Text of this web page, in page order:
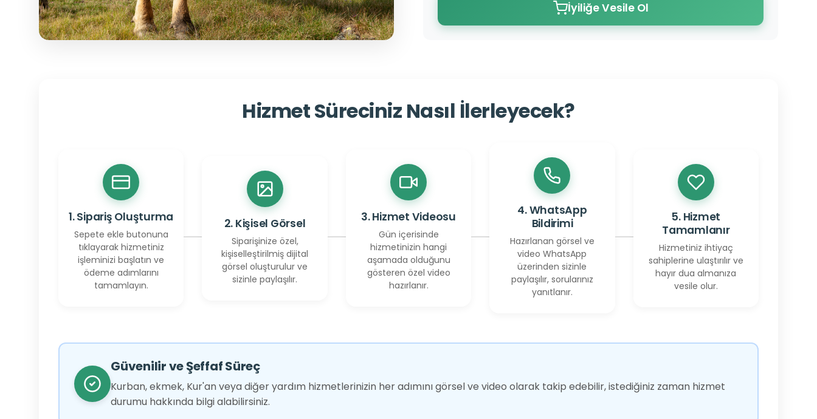
İyiliğe Vesile Ol
Hizmet Süreciniz Nasıl İlerleyecek?
1. Sipariş Oluşturma
Sepete ekle butonuna
tıklayarak hizmetiniz
işleminizi başlatın ve
ödeme adımlarını
tamamlayın.
2. Kişisel Görsel
Siparişinize özel,
kişiselleştirilmiş dijital
görsel oluşturulur ve
sizinle paylaşılır.
3. Hizmet Videosu
Gün içerisinde
hizmetinizin hangi
aşamada olduğunu
gösteren özel video
hazırlanır.
4. WhatsApp
Bildirimi
Hazırlanan görsel ve
video WhatsApp
üzerinden sizinle
paylaşılır, sorularınız
yanıtlanır.
5. Hizmet
Tamamlanır
Hizmetiniz ihtiyaç
sahiplerine ulaştırılır ve
hayır dua almanıza
vesile olur.
Güvenilir ve Şeffaf Süreç
Kurban, ekmek, Kur'an veya diğer yardım hizmetlerinizin her adımını görsel ve video olarak takip edebilir, istediğiniz zaman hizmet
durumu hakkında bilgi alabilirsiniz.